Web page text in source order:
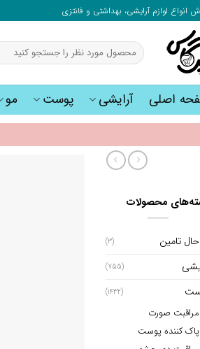
انواع لوازم آرایشی، بهداشتی و فانتزی
جستجو
برای:
اصلی آرایشی پوست مو
محصولات
تامین (3)
(755)
(1432)
مراقبت صورت
پاک کننده پوست